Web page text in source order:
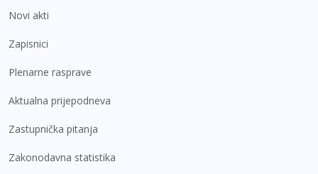
Novi akti
Zapisnici
Plenarne rasprave
Aktualna prijepodneva
Zastupnička pitanja
Zakonodavna statistika